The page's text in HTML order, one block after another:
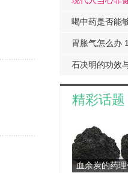
喝中药是否能
胃胀气怎么办
石决明的功效
精彩话题
血余炭的药